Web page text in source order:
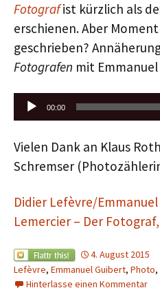
Fotografist kürzlich als
erschienen. Aber
geschrieben?
Fotografen mit
Audio-
Player
00:00
Vielen Dank an Klaus
Schremser
Didier Lefèvre/
Lemercier – Der
4. August 2015
Lefèvre, Emmanuel Guibert, Photo,
Hinterlasse einen Kommentar